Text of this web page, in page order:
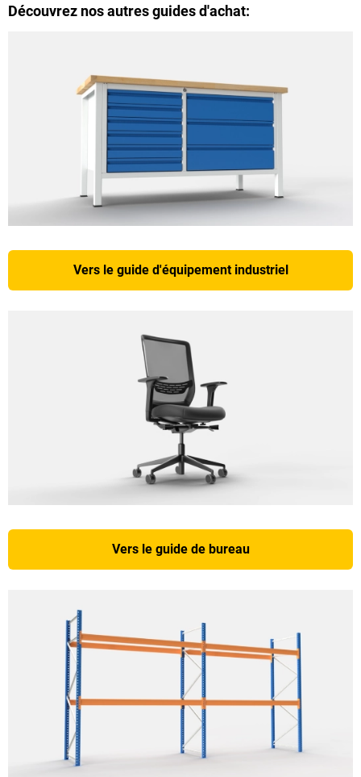
Découvrez nos autres guides d'achat:
Vers le guide d'équipement industriel
Vers le guide de bureau